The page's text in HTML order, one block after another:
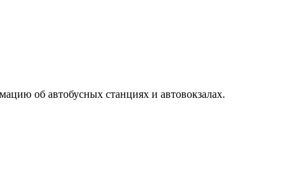
об автобусных станциях и автовокзалах.